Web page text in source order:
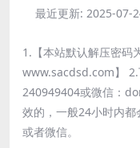
最近更新: 2025-07-
1.【本站默认解压密
www.sacdsd.com】 2.
240949404或微信：
效的，一般24小时内
或者微信。